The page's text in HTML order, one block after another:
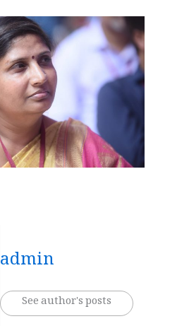
admin
See author's posts